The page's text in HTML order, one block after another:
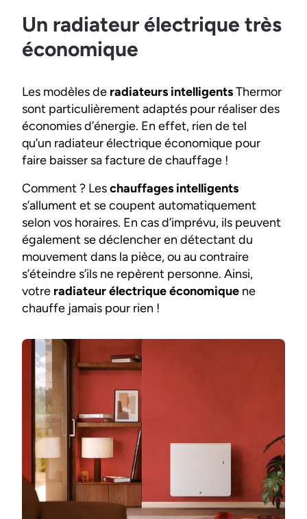
Un radiateur électrique très
économique
Les modèles de radiateurs intelligentsThermor
sont particulièrement adaptés pour réaliser des
économies d’énergie. En effet, rien de tel
qu’un radiateur électrique économique pour
faire baisser sa facture de chauffage !
Comment ? Leschauffages intelligents
s’allument et se coupent automatiquement
selon vos horaires. En cas d’imprévu, ils peuvent
également se déclencher en détectant du
mouvement dans la pièce, ou au contraire
s’éteindre s’ils ne repèrent personne. Ainsi,
votre radiateur électrique économique ne
chauffe jamais pour rien !